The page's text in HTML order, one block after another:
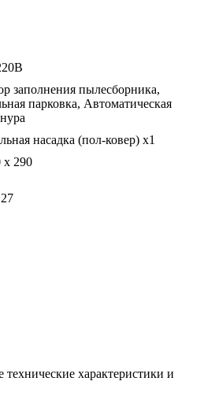
заполнения пылесборника,
парковка, Автоматическая
насадка (пол-ковер) x1
x 290
характеристики и